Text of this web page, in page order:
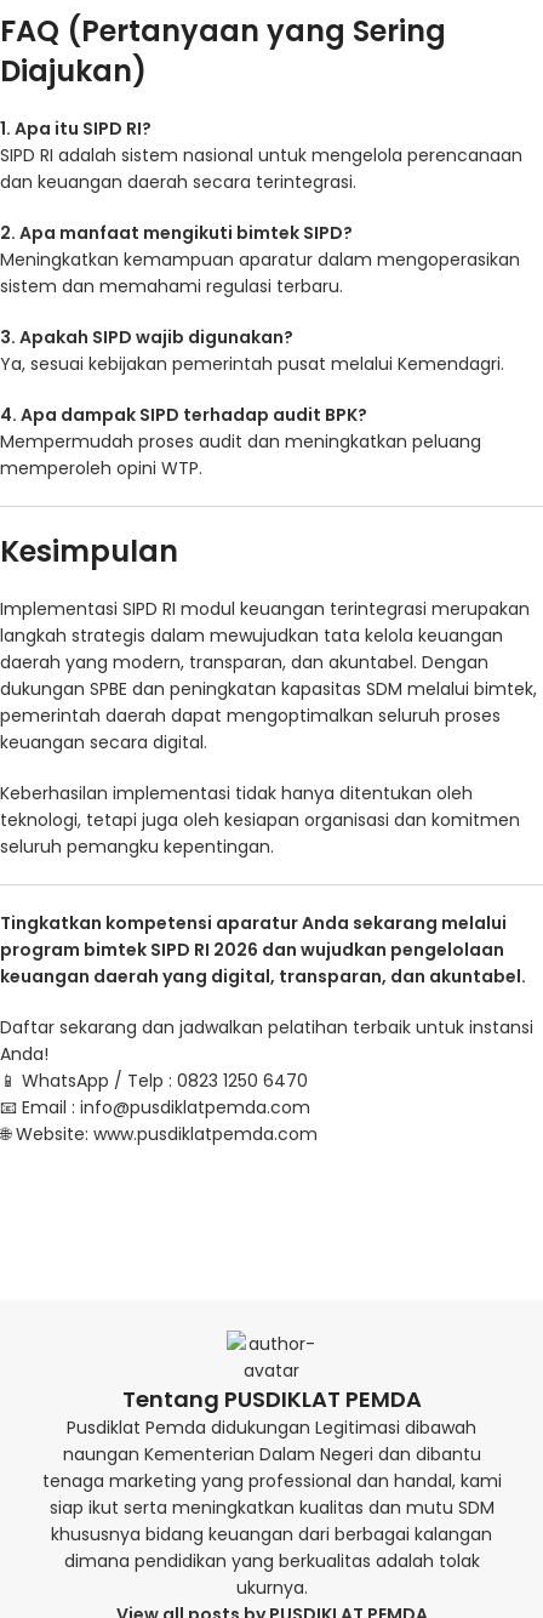
FAQ (Pertanyaan yang Sering
Diajukan)
1. Apa itu SIPD RI?
SIPD RI adalah sistem nasional untuk mengelola perencanaan
dan keuangan daerah secara terintegrasi.
2. Apa manfaat mengikuti bimtek SIPD?
Meningkatkan kemampuan aparatur dalam mengoperasikan
sistem dan memahami regulasi terbaru.
3. Apakah SIPD wajib digunakan?
Ya, sesuai kebijakan pemerintah pusat melalui Kemendagri.
4. Apa dampak SIPD terhadap audit BPK?
Mempermudah proses audit dan meningkatkan peluang
memperoleh opini WTP.
Kesimpulan
Implementasi SIPD RI modul keuangan terintegrasi merupakan
langkah strategis dalam mewujudkan tata kelola keuangan
daerah yang modern, transparan, dan akuntabel. Dengan
dukungan SPBE dan peningkatan kapasitas SDM melalui bimtek,
pemerintah daerah dapat mengoptimalkan seluruh proses
keuangan secara digital.
Keberhasilan implementasi tidak hanya ditentukan oleh
teknologi, tetapi juga oleh kesiapan organisasi dan komitmen
seluruh pemangku kepentingan.
Tingkatkan kompetensi aparatur Anda sekarang melalui
program bimtek SIPD RI 2026 dan wujudkan pengelolaan
keuangan daerah yang digital, transparan, dan akuntabel.
Daftar sekarang dan jadwalkan pelatihan terbaik untuk instansi
Anda!
📱 WhatsApp / Telp : 0823 1250 6470
📧 Email : info@pusdiklatpemda.com
🌐 Website: www.pusdiklatpemda.com
Tentang PUSDIKLAT PEMDA
Pusdiklat Pemda didukungan Legitimasi dibawah
naungan Kementerian Dalam Negeri dan dibantu
tenaga marketing yang professional dan handal, kami
siap ikut serta meningkatkan kualitas dan mutu SDM
khususnya bidang keuangan dari berbagai kalangan
dimana pendidikan yang berkualitas adalah tolak
ukurnya.